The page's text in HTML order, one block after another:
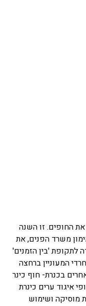
החופים. זו השנה
משרד הפנים, את
לתקופת 'בין הזמנים'
המעוניין ברחצה
בכנרת- חוף כינר
איגוד ערים כינרת
ושימוש